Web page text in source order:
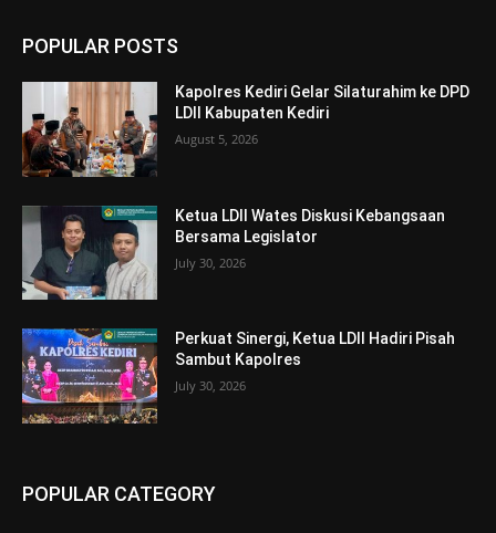
POPULAR POSTS
Kapolres Kediri Gelar Silaturahim ke DPD
LDII Kabupaten Kediri
August 5, 2026
Ketua LDII Wates Diskusi Kebangsaan
Bersama Legislator
July 30, 2026
Perkuat Sinergi, Ketua LDII Hadiri Pisah
Sambut Kapolres
July 30, 2026
POPULAR CATEGORY